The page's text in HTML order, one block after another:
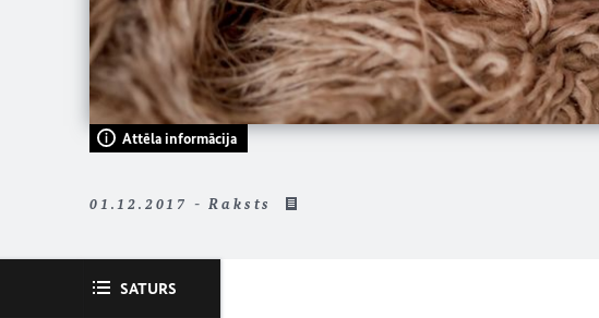
Attēla informācija
01.12.2017 - Raksts
SATURS